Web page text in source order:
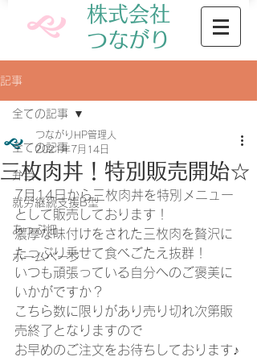
株式会社
​つながり
記事
全ての記事
弁当
就労継続支援B型
あっぷ畑
ホームページ
全ての記事
三枚肉丼！特別販売開始☆
つながりHP管理人
2021年7月14日
7月14日から三枚肉丼を特別メニュー
として販売しております！
濃厚な味付けをされた三枚肉を贅沢に
たっぷり乗せて食べごたえ抜群！
いつも頑張っている自分へのご褒美に
いかがですか？
こちら数に限りがあり売り切れ次第販
売終了となりますので
お早めのご注文をお待ちしております♪